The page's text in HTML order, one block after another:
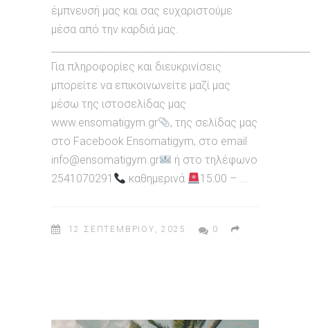
έμπνευσή μας και σας ευχαριστούμε
μέσα από την καρδιά μας.
Για πληροφορίες και διευκρινίσεις
μπορείτε να επικοινωνείτε μαζί μας
μέσω της ιστοσελίδας μας
www.ensomatigym.gr
, της σελίδας μας
στο Facebook Ensomatigym, στο email
info@ensomatigym.gr
ή στο τηλέφωνο
2541070291
καθημερινά 15:00 –
12 ΣΕΠΤΕΜΒΡΊΟΥ, 2025 0